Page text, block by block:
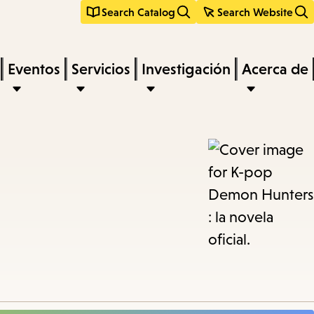
Search Catalog Search Website
Eventos Servicios Investigación Acerca de